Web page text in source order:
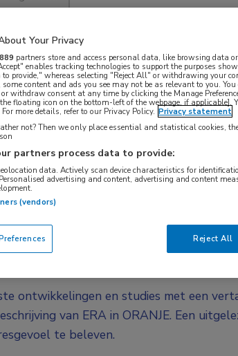
mee langs de laatste ontwikkelingen
geworden tijdens de grote congressen in
de ORANJE-avonden zijn unieke
ontwikkelingen voor ons eigen land
het diner en bij de borrel.
ontwikkelingen en studies met een
van ERA in ORANJE. Een
te beleven.
Your Privacy
889 partners store and access personal data, like browsing data
enables tracking technologies to support the purposes
to provide," whereas selecting "Reject All" or withdrawing your
some content and ads you see may not be as relevant to you.
or withdraw consent at any time by clicking the Manage
floating icon on the bottom-left of the webpage, if applicable].
more details, refer to our Privacy Policy. Privacy statement
not? Then we only place essential and statistical cookies,
partners process data to provide:
data. Actively scan device characteristics for
advertising and content, advertising and content
(vendors)
Reject All